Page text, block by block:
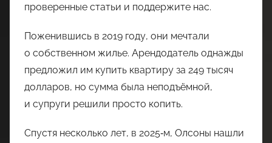
проверенные статьи и поддержите нас.
Поженившись в 2019 году, они мечтали
о собственном жилье. Арендодатель однажды
предложил им купить квартиру за 249 тысяч
долларов, но сумма была неподъёмной,
и супруги решили просто копить.
Спустя несколько лет, в 2025‑м, Олсоны нашли